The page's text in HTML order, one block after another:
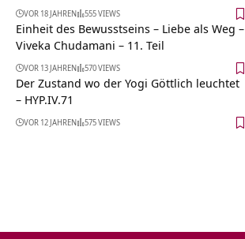
VOR 18 JAHREN 555 VIEWS
Einheit des Bewusstseins – Liebe als Weg –
Viveka Chudamani – 11. Teil
VOR 13 JAHREN 570 VIEWS
Der Zustand wo der Yogi Göttlich leuchtet
– HYP.IV.71
VOR 12 JAHREN 575 VIEWS